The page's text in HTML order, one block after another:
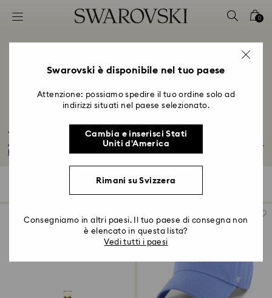
Accesskeys list
2 - Footer
4 - Search results
0
Accessori e gioielli da festival
Aumenta un po' il volume del tuo outfit da festival quest'anno. Accessori per...
Filtri
per
Swarovski è disponibile nel tuo paese
Attenzione: possiamo spedire il tuo ordine solo ad
indirizzi situati nel paese selezionato.
Cambia e inserisci Stati
Uniti d'America
Rimani su Svizzera
Consegniamo in altri paesi. Il tuo paese di consegna non
è elencato in questa lista?
Vedi tutti i paesi